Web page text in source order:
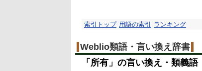
索引トップ 用語の索引 ランキング
Weblio類語・言い換え辞書
「 所有 」の言い換え・類義語